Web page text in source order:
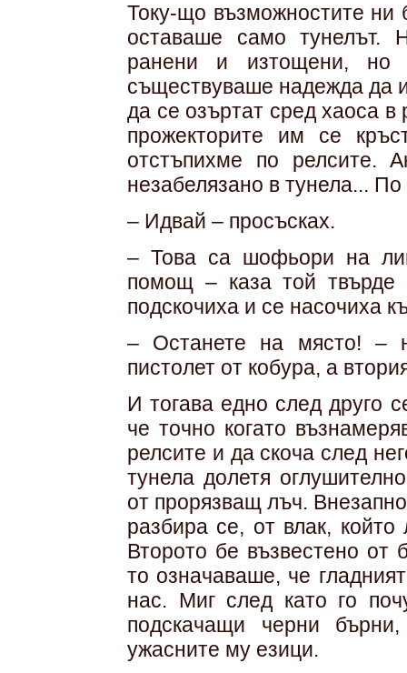
Току-що възможностите ни
оставаше само тунелът.
ранени и изтощени,
съществуваше надежда да
да се озъртат сред хаоса
прожекторите им се
отстъпихме по
незабелязано в тунела...
– Идвай – просъсках.
– Това са шофьори на
помощ – каза той твърде
подскочиха и се насочиха
– Останете на място! –
пистолет от кобура, а
И тогава едно след друго
че точно когато
релсите и да скоча след
тунела долетя
от прорязващ лъч.
разбира се, от влак,
Второто бе възвестено от
то означаваше, че
нас. Миг след като го
подскачащи черни
ужасните му езици.